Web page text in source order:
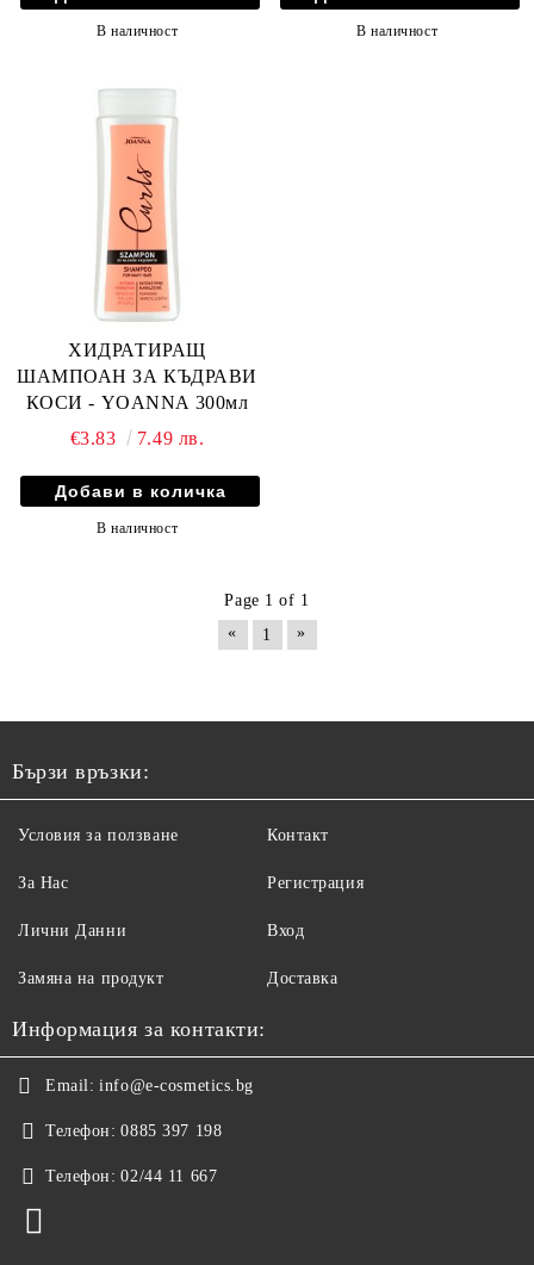
В наличност В наличност
ХИДРАТИРАЩ
ШАМПОАН ЗА КЪДРАВИ
КОСИ - YOANNA 300мл
€3.83
7.49 лв.
В наличност
Page 1 of 1
«
1 »
Бързи връзки:
Условия за ползване
За Нас
Лични Данни
Замяна на продукт
Контакт
Регистрация
Вход
Доставка
Информация за контакти:
Email: info@e-cosmetics.bg
Телефон: 0885 397 198
Телефон: 02/44 11 667